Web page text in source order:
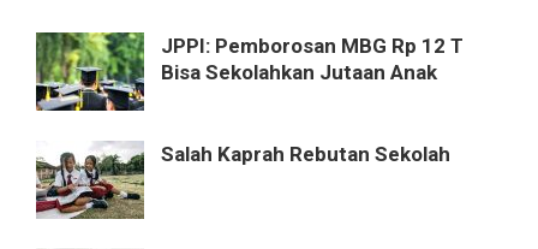
JPPI: Pemborosan MBG Rp 12 T
Bisa Sekolahkan Jutaan Anak
Salah Kaprah Rebutan Sekolah